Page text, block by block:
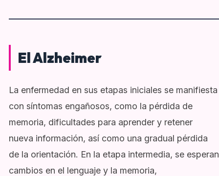
El Alzheimer
La enfermedad en sus etapas iniciales se manifiesta
con síntomas engañosos, como la pérdida de
memoria, dificultades para aprender y retener
nueva información, así como una gradual pérdida
de la orientación. En la etapa intermedia, se esperan
cambios en el lenguaje y la memoria,